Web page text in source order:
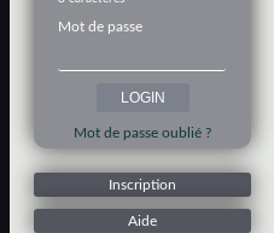
Mot de passe
Mot de passe oublié ?
Inscription
Aide